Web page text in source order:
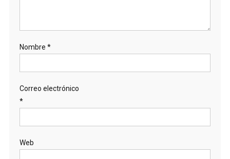
Nombre *
Correo electrónico
*
Web